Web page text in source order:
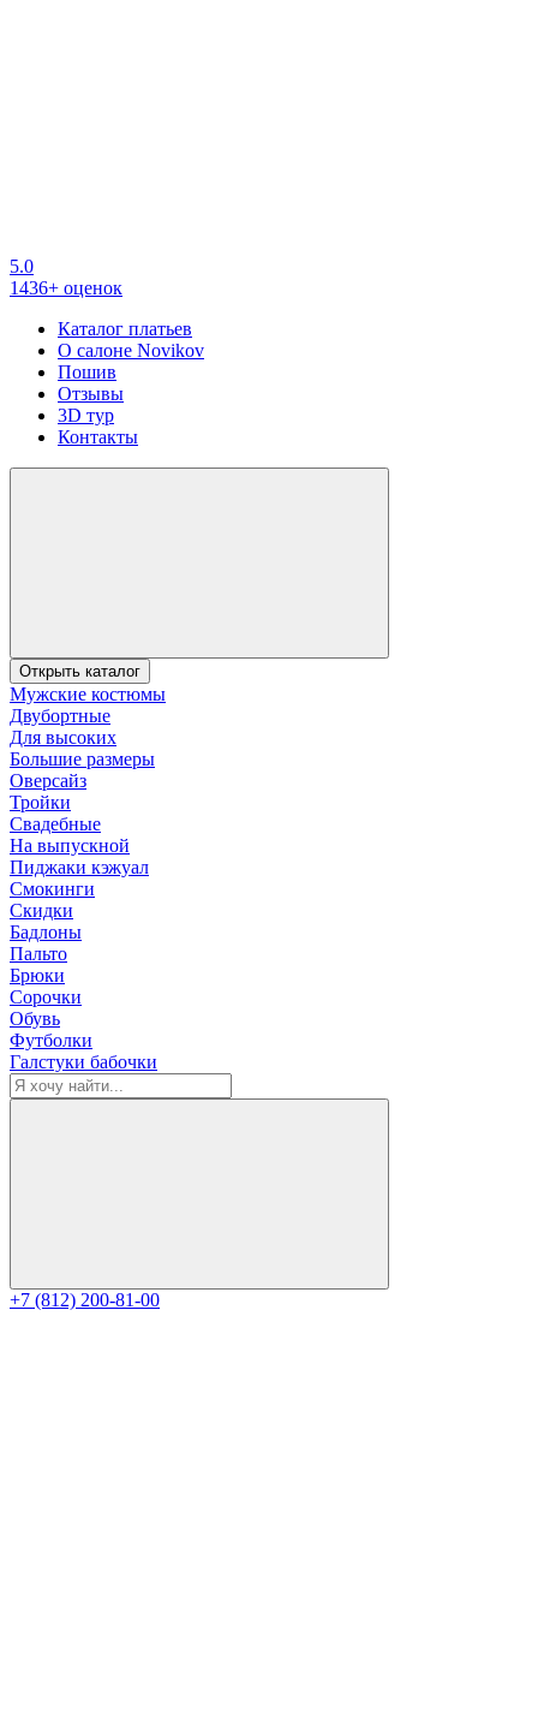
5.0
1436+ оценок
Каталог платьев
О салоне Novikov
Пошив
Отзывы
3D тур
Контакты
Открыть каталог
Мужские костюмы
Двубортные
Для высоких
Большие размеры
Оверсайз
Тройки
Свадебные
На выпускной
Пиджаки кэжуал
Смокинги
Скидки
Бадлоны
Пальто
Брюки
Сорочки
Обувь
Футболки
Галстуки бабочки
+7 (812) 200-81-00